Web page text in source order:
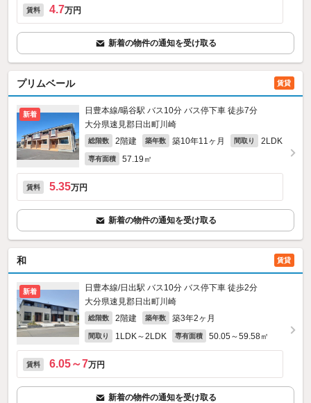
賃料 4.7万円
新着の物件の通知を受け取る
プリムベール 賃貸
新着
日豊本線/暘谷駅 バス10分 バス停下車 徒歩7分
大分県速見郡日出町川崎
総階数 2階建 築年数 築10年11ヶ月 間取り 2LDK
専有面積 57.19㎡
賃料 5.35万円
新着の物件の通知を受け取る
和 賃貸
新着
日豊本線/日出駅 バス10分 バス停下車 徒歩2分
大分県速見郡日出町川崎
総階数 2階建 築年数 築3年2ヶ月
間取り 1LDK～2LDK 専有面積 50.05～59.58㎡
賃料 6.05～7万円
新着の物件の通知を受け取る